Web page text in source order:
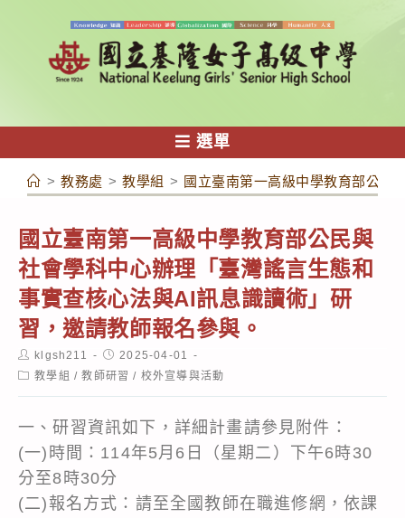
容
選單
> 教務處 > 教學組 > 國立臺南第一高級中學教育部公民
國立臺南第一高級中學教育部公民與
社會學科中心辦理「臺灣謠言生態和
事實查核心法與AI訊息識讀術」研
習，邀請教師報名參與。
Post
author:
klgsh211
Post
published:
2025-04-01
Post教學組 / 教師研習 / 校外宣導與活動
一、研習資訊如下，詳細計畫請參見附件：
(一)時間：114年5月6日（星期二）下午6時30
分至8時30分
(二)報名方式：請至全國教師在職進修網，依課